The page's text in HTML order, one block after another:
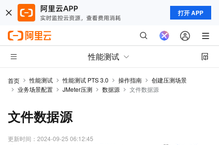
打开 APP
性能测试
首页 性能测试 性能测试 PTS 3.0 操作指南
创建压测场景
业务场景配置
JMeter压测 数据源 文件数据源
文件数据源
更新时间： 2024-09-25 06:12:45